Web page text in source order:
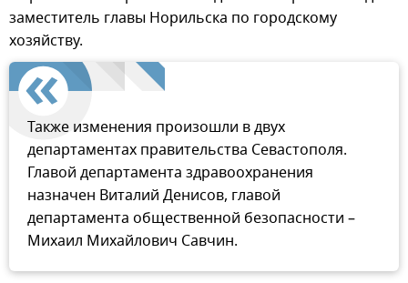
заместитель главы Норильска по городскому
хозяйству.
Также изменения произошли в двух
департаментах правительства Севастополя.
Главой департамента здравоохранения
назначен Виталий Денисов, главой
департамента общественной безопасности –
Михаил Михайлович Савчин.